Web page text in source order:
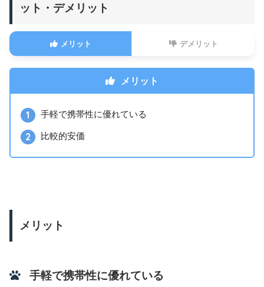
ット・デメリット
メリット デメリット
メリット
手軽で携帯性に優れている
比較的安価
メリット
手軽で携帯性に優れている